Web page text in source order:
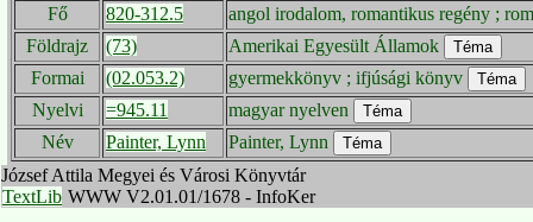
Fő
820-312.5
angol irodalom, romantikus regény ;
Földrajz
(73)
Amerikai Egyesült Államok
Formai
(02.053.2)
gyermekkönyv ; ifjúsági könyv
Nyelvi
=945.11
magyar nyelven
Név
Painter, Lynn
Painter, Lynn
József Attila Megyei és Városi Könyvtár
TextLib WWW V2.01.01/1678 - InfoKer